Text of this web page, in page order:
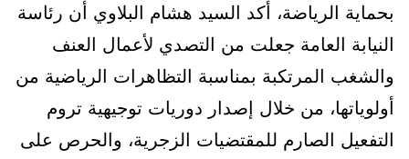
بحماية الرياضة، أكد السيد هشام البلاوي أن رئاسة
النيابة العامة جعلت من التصدي لأعمال العنف
والشغب المرتكبة بمناسبة التظاهرات الرياضية من
أولوياتها، من خلال إصدار دوريات توجيهية تروم
التفعيل الصارم للمقتضيات الزجرية، والحرص على